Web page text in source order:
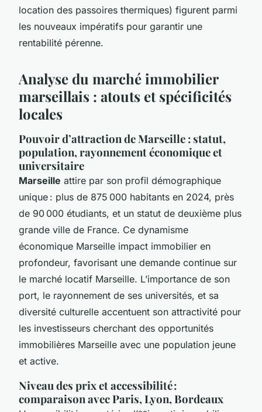
location des passoires thermiques) figurent parmi
les nouveaux impératifs pour garantir une
rentabilité pérenne.
Analyse du marché immobilier
marseillais : atouts et spécificités
locales
Pouvoir d’attraction de Marseille : statut,
population, rayonnement économique et
universitaire
Marseille attire par son profil démographique
unique : plus de 875 000 habitants en 2024, près
de 90 000 étudiants, et un statut de deuxième plus
grande ville de France. Ce dynamisme
économique Marseille impact immobilier en
profondeur, favorisant une demande continue sur
le marché locatif Marseille. L’importance de son
port, le rayonnement de ses universités, et sa
diversité culturelle accentuent son attractivité pour
les investisseurs cherchant des opportunités
immobilières Marseille avec une population jeune
et active.
Niveau des prix et accessibilité :
comparaison avec Paris, Lyon, Bordeaux